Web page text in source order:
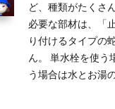
ど、種類がたくさ
必要な部材は、「
り付けるタイプの
ん。 単水栓を使う
う場合は水とお湯